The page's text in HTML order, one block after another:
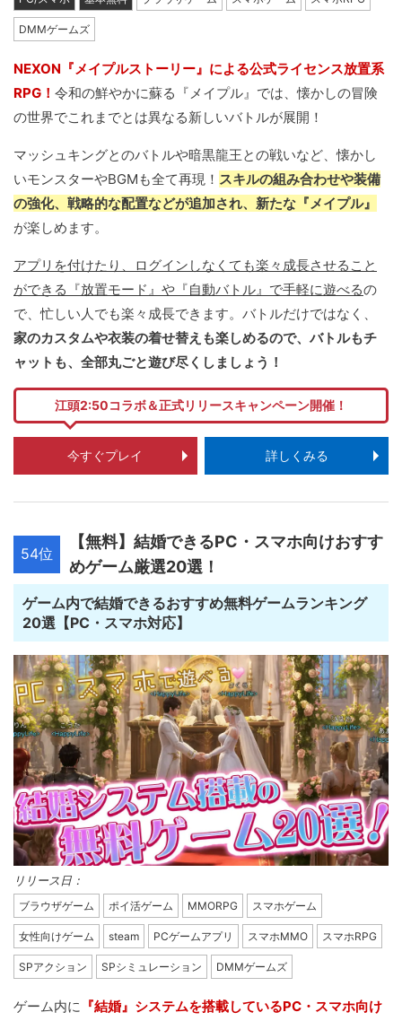
DMMゲームズ
NEXON『メイプルストーリー』による公式ライセンス放置系
RPG！ 令和の鮮やかに蘇る『メイプル』では、懐かしの冒険
の世界でこれまでとは異なる新しいバトルが展開！
マッシュキングとのバトルや暗黒龍王との戦いなど、懐かし
いモンスターやBGMも全て再現！ スキルの組み合わせや装備
の強化、戦略的な配置などが追加され、新たな『メイプル』
が楽しめます。
アプリを付けたり、ログインしなくても楽々成長させること
ができる『放置モード』や『自動バトル』で手軽に遊べるの
で、忙しい人でも楽々成長できます。バトルだけではなく、
家のカスタムや衣装の着せ替えも楽しめるので、バトルもチ
ャットも、全部丸ごと遊び尽くしましょう！
江頭2:50コラボ＆正式リリースキャンペーン開催！
今すぐプレイ 詳しくみる
54位
【無料】結婚できるPC・スマホ向けおすす
めゲーム厳選20選！
ゲーム内で結婚できるおすすめ無料ゲームランキング
20選【PC・スマホ対応】
リリース日：
ブラウザゲーム ポイ活ゲーム MMORPG スマホゲーム
女性向けゲーム steam PCゲームアプリ スマホMMO スマホRPG
SPアクション SPシミュレーション DMMゲームズ
ゲーム内に 『結婚』システムを搭載しているPC・スマホ向け